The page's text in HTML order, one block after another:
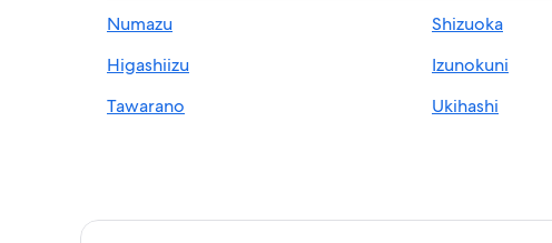
Numazu Shizuoka
Higashiizu
Izunokuni
Tawarano
Ukihashi